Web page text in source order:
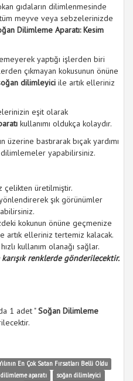
gıdaların dilimlenmesinde
meyve veya sebzelerinizde
Dilimleme Aparatı: Kesim
yaptığı işlerden biri
çıkmayan kokusunun önüne
dilimleyici ile artık elleriniz
eşit olarak
kullanımı oldukça kolaydır.
üzerine bastırarak bıçak yardımı
yapabilirsiniz.
çelikten üretilmiştir.
şık görünümler
kokunun önüne geçmenize
artık elleriniz tertemiz kalacak.
kullanım olanağı sağlar.
renklerde gönderilecektir.
1 adet "Soğan Dilimleme
En Çok Satan Fırsatları Belli Oldu
aparatı
soğan dilimleyici